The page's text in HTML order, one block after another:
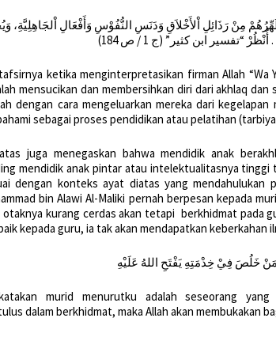
مِنْ رَذَائِلِ اْلأَخْلاَقِ وَدَنَسِ النُّفُوْسِ وَأَفْعَالِ اْلجَاهِلِيَّةِ،
“تفسير ابن كثير” (ج 1 / ص 184)
ketika menginterpretasikan firman Allah “Wa
mensucikan dan membersihkan diri dari akhlaq
dengan cara mengeluarkan mereka dari
sebagai proses pendidikan atau pelatihan
juga menegaskan bahwa mendidik anak
mendidik anak pintar atau intelektualitasnya tinggi
dengan konteks ayat diatas yang mendahulukan
bin Alawi Al-Maliki pernah berpesan kepada
otaknya kurang cerdas akan tetapi berkhidmat pada
kepada guru, ia tak akan mendapatkan keberkahan
خَلُصَ فِيْ خِدْمَتِهِ يَفْتَحِ اللهُ عَلَيْهِ
murid menurutku adalah seseorang yang
dalam berkhidmat, maka Allah akan membukakan